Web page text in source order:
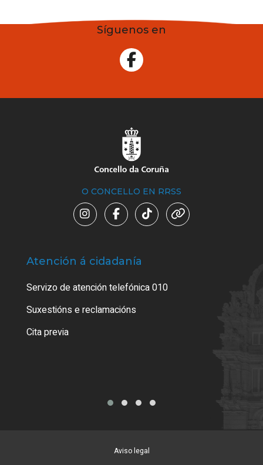
Síguenos en
O CONCELLO EN RRSS
Atención á cidadanía
Servizo de atención telefónica 010
Suxestións e reclamacións
Cita previa
Aviso legal